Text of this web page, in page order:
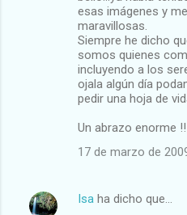
esas imágenes y
maravillosas.
Siempre he dicho
somos quienes
incluyendo a los
ojala algún día
pedir una hoja de
Un abrazo enorme
17 de marzo de
Isa ha dicho que…